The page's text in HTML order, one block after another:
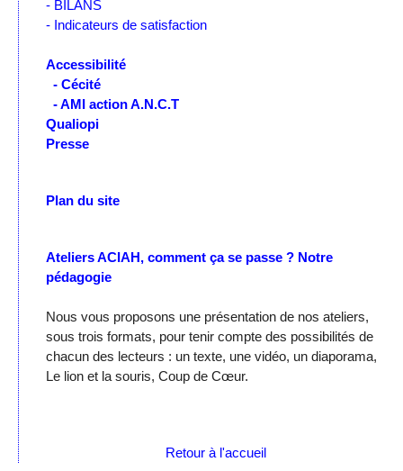
- BILANS
- Indicateurs de satisfaction
Accessibilité
- Cécité
- AMI action A.N.C.T
Qualiopi
Presse
Plan du site
Ateliers ACIAH, comment ça se passe ? Notre
pédagogie
Nous vous proposons une présentation de nos ateliers,
sous trois formats, pour tenir compte des possibilités de
chacun des lecteurs : un texte, une vidéo, un diaporama,
Le lion et la souris, Coup de Cœur.
Retour à l'accueil